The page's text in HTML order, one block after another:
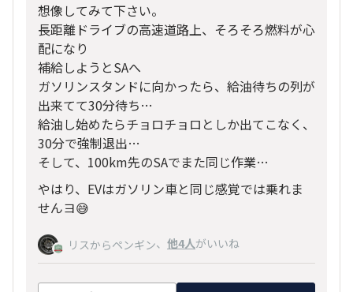
想像してみて下さい。
長距離ドライブの高速道路上、そろそろ燃料が心
配になり
補給しようとSAへ
ガソリンスタンドに向かったら、給油待ちの列が
出来てて30分待ち…
給油し始めたらチョロチョロとしか出てこなく、
30分で強制退出…
そして、100km先のSAでまた同じ作業…
やはり、EVはガソリン車と同じ感覚では乗れま
せんヨ😅
リスからペンギン、 他4人がいいね